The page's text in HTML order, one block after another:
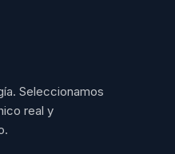
Seleccionamos
real y